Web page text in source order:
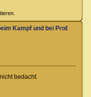
Kampf und bei Proben
bedacht.